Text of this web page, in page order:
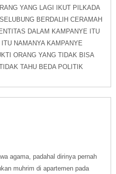
YANG LAGI IKUT PILKADA
BERDALIH CERAMAH
DALAM KAMPANYE ITU
NAMANYA KAMPANYE
ORANG YANG TIDAK BISA
TAHU BEDA POLITIK
agama, padahal dirinya pernah
muhrim di apartemen pada